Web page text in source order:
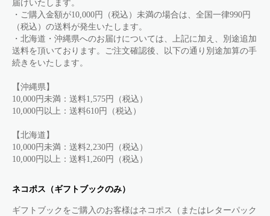
届けいたします。
・ご購入金額が10,000円（税込）未満の場合は、全国一律990円
（税込）の送料が発生いたします。
・北海道・沖縄県へのお届けについては、上記に加え、別途追加
送料を頂いております。ご注文確認後、以下の通り別途加算の手
続きをいたします。
【沖縄県】
10,000円未満：送料1,575円（税込）
10,000円以上：送料610円（税込）
【北海道】
10,000円未満：送料2,230円（税込）
10,000円以上：送料1,260円（税込）
ネコポス（ギフトブックのみ）
ギフトブックをご購入のお客様はネコポス（またはレターパック